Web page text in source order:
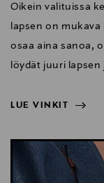
Oikein valituissa
lapsen on
osaa aina sanoa,
löydät juuri
LUE VINKIT
LUE VINKIT